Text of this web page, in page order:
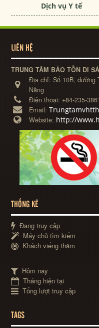
Dịch vụ Y tế
LIÊN HỆ
TRUNG TÂM BẢO TỒN DI
Địa chỉ:Số 10B, đường
Nẵng
Điện thoại: +84-235-
Email:
Website: http://
THỐNG KÊ
Đang truy cập
Máy chủ tìm kiếm
Khách viếng thăm
Hôm nay
Tháng hiện tại
Tổng lượt truy cập
TAGS